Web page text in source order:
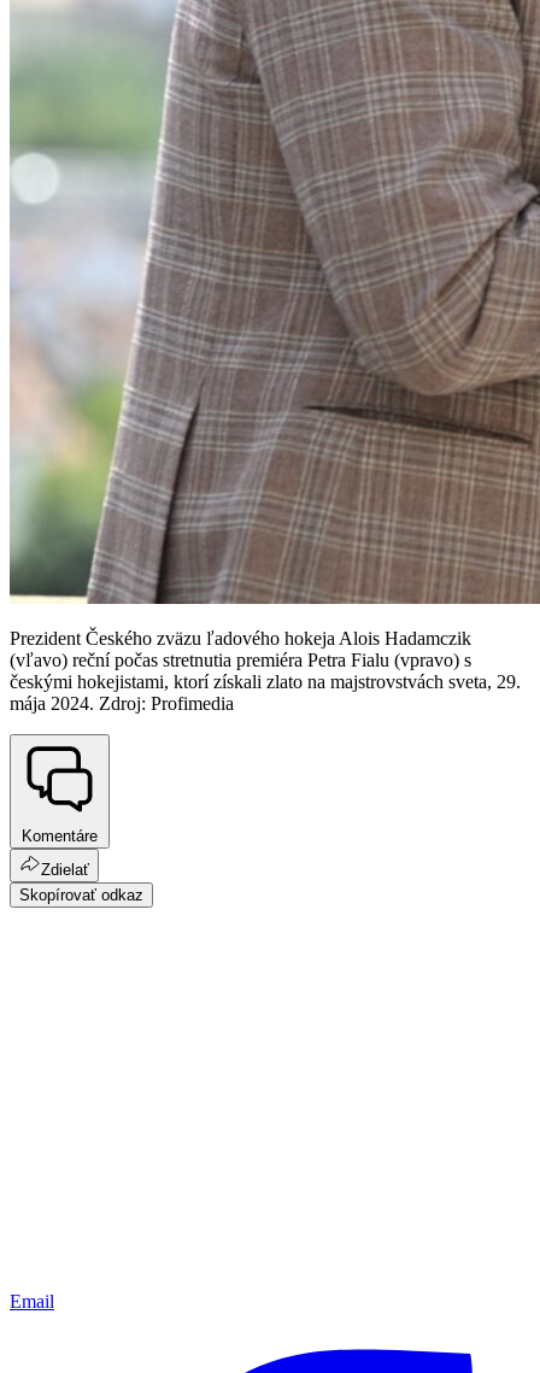
Prezident Českého zväzu ľadového hokeja Alois Hadamczik
(vľavo) reční počas stretnutia premiéra Petra Fialu (vpravo) s
českými hokejistami, ktorí získali zlato na majstrovstvách sveta, 29.
mája 2024. Zdroj: Profimedia
Komentáre
Zdielať
Skopírovať odkaz
Email